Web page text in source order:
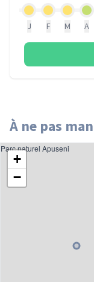
J F M A
À ne pas
+
−
Parc naturel Apuseni